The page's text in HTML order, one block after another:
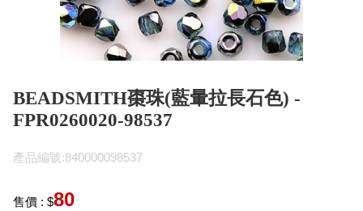
BEADSMITH棗珠(藍暈拉長石色) -
FPR0260020-98537
產品編號:840000098537
售價 : $80